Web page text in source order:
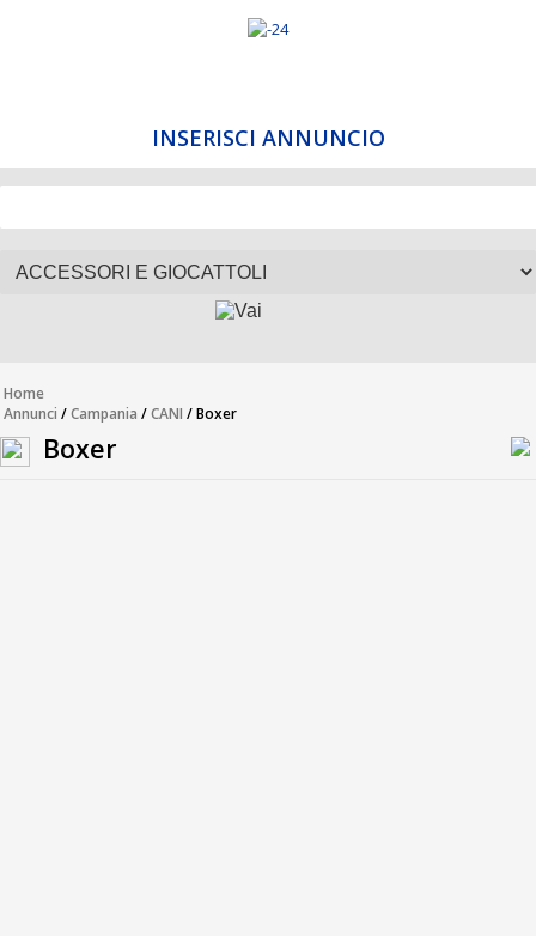
INSERISCI ANNUNCIO
Home
Annunci /Campania /CANI / Boxer
Boxer